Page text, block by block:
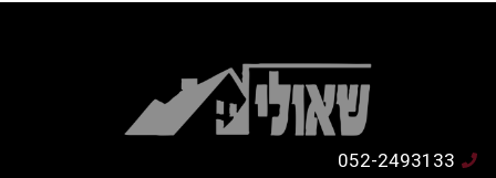
052-2493133